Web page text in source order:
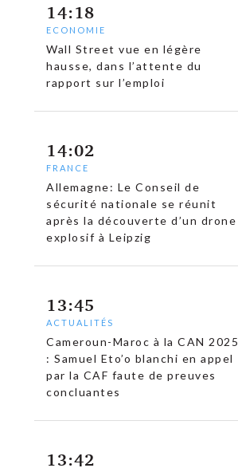
14:18
ECONOMIE
Wall Street vue en légère
hausse, dans l’attente du
rapport sur l’emploi
14:02
FRANCE
Allemagne: Le Conseil de
sécurité nationale se réunit
après la découverte d’un drone
explosif à Leipzig
13:45
ACTUALITÉS
Cameroun-Maroc à la CAN 2025
: Samuel Eto’o blanchi en appel
par la CAF faute de preuves
concluantes
13:42